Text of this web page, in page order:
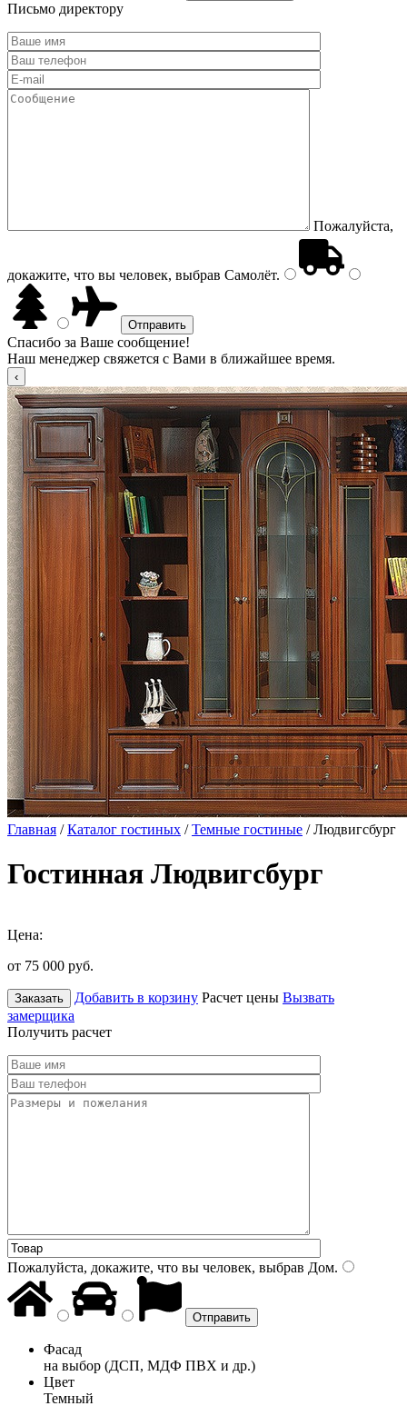
Письмо директору
Пожалуйста,
докажите, что вы человек, выбрав Самолёт.
Спасибо за Ваше сообщение!
Наш менеджер свяжется с Вами в ближайшее время.
Главная /Каталог гостиных /Темные гостиные / Людвигсбург
Гостинная Людвигсбург
Цена:
от 75 000 руб.
Заказать Добавить в корзину Расчет цены Вызвать
замерщика
Получить расчет
Пожалуйста, докажите, что вы человек, выбрав Дом.
Фасад
на выбор (ДСП, МДФ ПВХ и др.)
Цвет
Темный